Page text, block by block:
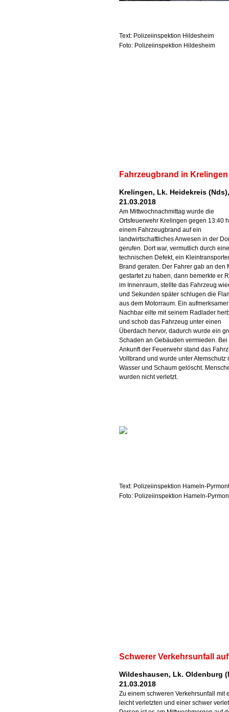
Text: Polizeiinspektion Hildesheim
Foto: Polizeiinspektion Hildesheim
Fahrzeugbrand in Krelingen
Krelingen, Lk. Heidekreis (Nds),
21.03.2018
Am Mittwochnachmittag wurde die
Ortsfeuerwehr Krelingen gegen 13:40
einem Fahrzeugbrand auf ein
landwirtschaftliches Anwesen in der
gerufen. Dort war, vermutlich durch
technischen Defekt, ein
Brand geraten. Der Fahrer gab an den
gestartet zu haben, dann bemerkte er
im Innenraum, stellte das Fahrzeug
und Sekunden später schlugen die
aus dem Motorraum. Ein aufmerksamer
Nachbar eilte mit seinem Radlader
und schob das Fahrzeug unter einen
Überdach hervor, dadurch wurde ein
Schaden an Gebäuden vermieden. Bei
Ankunft der Feuerwehr stand das
Vollbrand und wurde unter Atemschutz
Wasser und Schaum gelöscht.
wurden nicht verletzt.
Text: Polizeiinspektion Hameln-
Foto: Polizeiinspektion Hameln-
Schwerer Verkehrsunfall
Wildeshausen, Lk. Oldenburg
21.03.2018
Zu einem schweren Verkehrsunfall mit
leicht verletzten und einer schwer